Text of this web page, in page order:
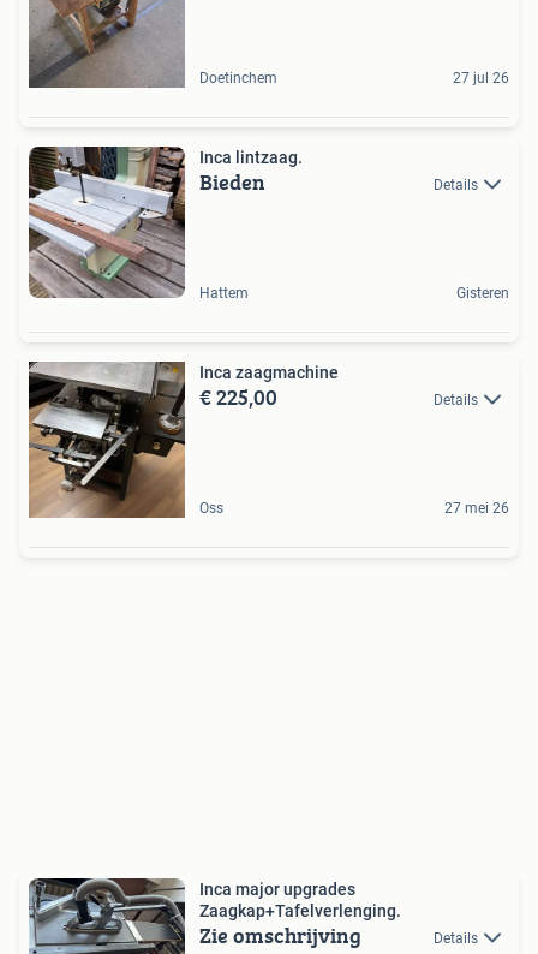
Doetinchem 27 jul 26
Inca lintzaag.
Bieden Details
Hattem Gisteren
Inca zaagmachine
€ 225,00 Details
Oss 27 mei 26
Inca major upgrades
Zaagkap+Tafelverlenging.
Zie omschrijving Details